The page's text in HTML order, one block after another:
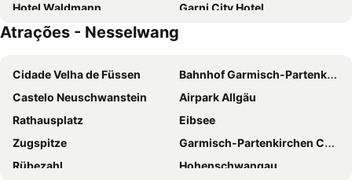
Hotel Waldmann
Garni City Hotel
Best Western Plus Hotel Fuessen
Parkhotel Bad Faulenbach
Gutshof zum Schluxen
CityHotel Kempten
Der Fürstenhof
Das König Ludwig - Adults Only
Hotel Greinwald
Biohotel Eggensberger
Altstadt-Hotel Zum Hechten
Hotel Hirsch Füssen
Hotel Helmer
Atrações - Nesselwang
Cidade Velha de Füssen
Bahnhof Garmisch-Partenkirchen
Castelo Neuschwanstein
Airpark Allgäu
Rathausplatz
Eibsee
Zugspitze
Garmisch-Partenkirchen Casino
Rübezahl
Hohenschwangau